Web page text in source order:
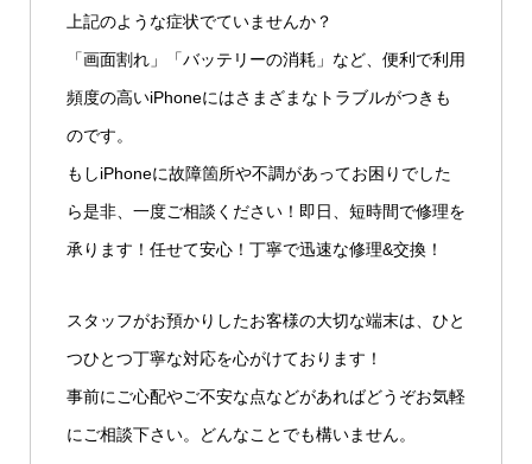
上記のような症状でていませんか？
「画面割れ」「バッテリーの消耗」など、便利で利用
頻度の高いiPhoneにはさまざまなトラブルがつきも
のです。
もしiPhoneに故障箇所や不調があってお困りでした
ら是非、一度ご相談ください！即日、短時間で修理を
承ります！任せて安心！丁寧で迅速な修理&交換！
スタッフがお預かりしたお客様の大切な端末は、ひと
つひとつ丁寧な対応を心がけております！
事前にご心配やご不安な点などがあればどうぞお気軽
にご相談下さい。どんなことでも構いません。